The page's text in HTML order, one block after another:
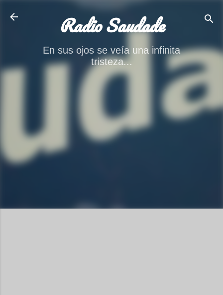
Radio Saudade
En sus ojos se veía una infinita
tristeza...